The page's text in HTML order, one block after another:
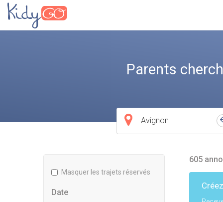
Parents
Ville
de
départ
Masquer les trajets réservés
Date
605